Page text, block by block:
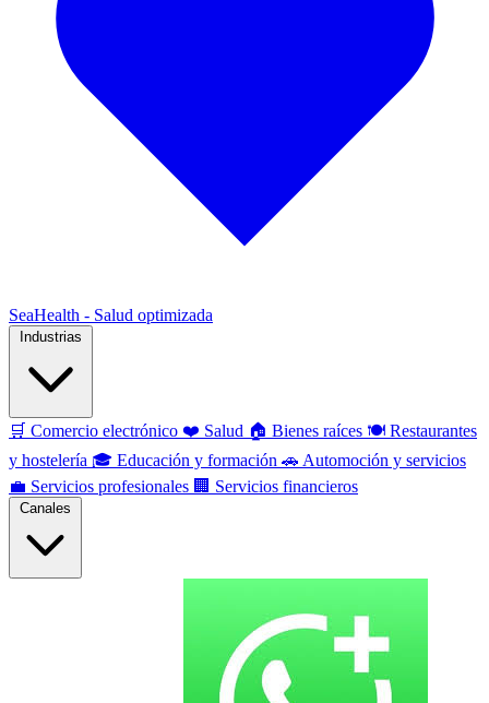
SeaHealth - Salud optimizada
🛒 Comercio electrónico ❤️ Salud 🏠 Bienes raíces 🍽️ Restaurantes
y hostelería 🎓 Educación y formación 🚗 Automoción y servicios
💼 Servicios profesionales 🏢 Servicios financieros